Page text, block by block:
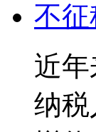
不
近
纳